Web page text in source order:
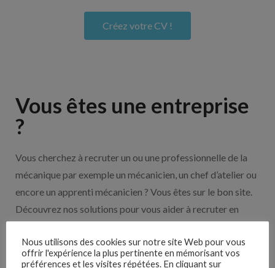
Créez votre CV !
Vous êtes une entreprise
?
Vous cherchez à recruter un ou une professionnelle de la
mécanique par exemple un mécanicien, un chef d’atelier ou
encore un apprenti mécanicien ? Vous êtes sur le bon site.
Découvrez nos solutions pour vous aider à recruter en
Nous utilisons des cookies sur notre site Web pour vous
offrir l'expérience la plus pertinente en mémorisant vos
préférences et les visites répétées. En cliquant sur